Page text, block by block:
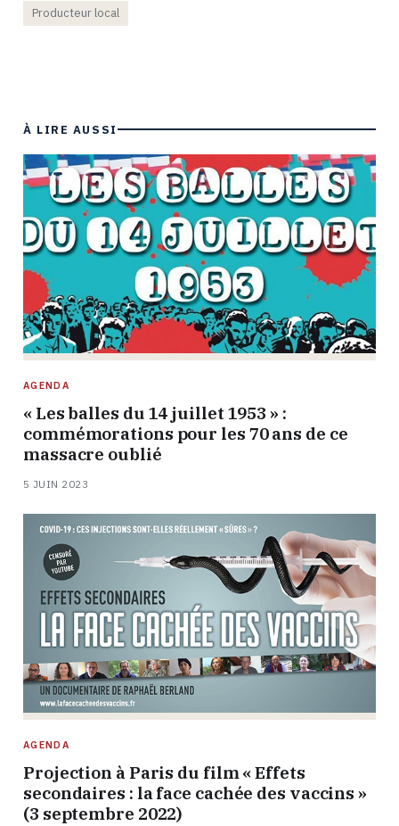
Producteur local
À LIRE AUSSI
AGENDA
« Les balles du 14 juillet 1953 » :
commémorations pour les 70 ans de ce
massacre oublié
5 JUIN 2023
AGENDA
Projection à Paris du film « Effets
secondaires : la face cachée des vaccins »
(3 septembre 2022)